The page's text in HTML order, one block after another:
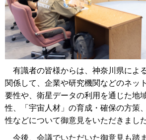
有識者の皆様からは、神奈川県によ
関係して、企業や研究機関などのネッ
要性や、衛星データの利用を通じた地
性、「宇宙人材」の育成・確保の方策
性などについて御意見をいただきました
今後、会議でいただいた御意見も踏